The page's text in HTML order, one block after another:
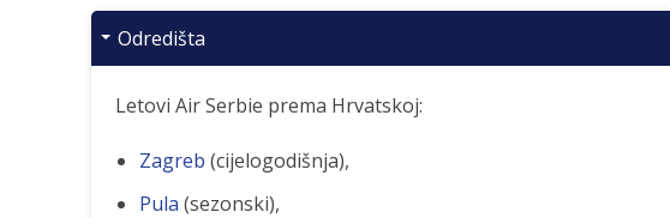
Odredišta
Letovi Air Serbie prema Hrvatskoj:
Zagreb (cijelogodišnja),
Pula (sezonski),